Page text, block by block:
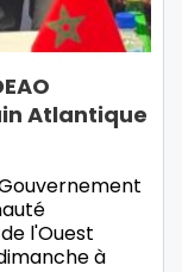
Atlantique
l'Ouest
à